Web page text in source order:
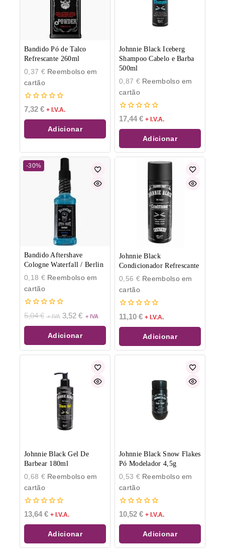
Bandido Pó de Talco
Refrescante 260ml
0,37 €Reembolso em
cartão
0
de
5
7,32 € + I.V.A.
Adicionar
Johnnie Black Iceberg
Shampoo Cabelo e Barba
500ml
0,87 €Reembolso em
cartão
0
de
5
17,44€ + I.V.A.
Adicionar
-30%
Bandido Aftershave
Cologne Waterfall / Berlin
0,18 €Reembolso em
cartão
0
de
5
5,04€ 3,52 €
Adicionar
Johnnie Black
Condicionador Refrescante
0,56 €Reembolso em
cartão
0
de
5
11,10 € + I.V.A.
Adicionar
Johnnie Black Gel De
Barbear 180ml
0,68 €Reembolso em
cartão
0
de
5
13,64€ + I.V.A.
Adicionar
Johnnie Black Snow Flakes
Pó Modelador 4,5g
0,53 €Reembolso em
cartão
0
de
5
10,52 € + I.V.A.
Adicionar